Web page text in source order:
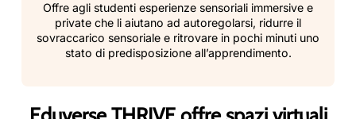
Offre agli studenti esperienze sensoriali immersive e
private che li aiutano ad autoregolarsi, ridurre il
sovraccarico sensoriale e ritrovare in pochi minuti uno
stato di predisposizione all’apprendimento.